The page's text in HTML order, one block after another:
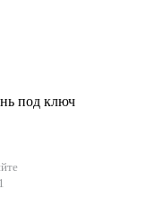
под ключ